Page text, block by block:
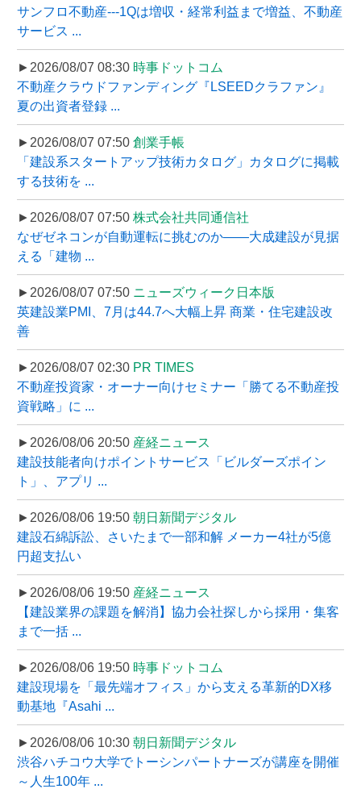
サンフロ不動産---1Qは増収・経常利益まで増益、不動産
サービス ...
►2026/08/07 08:30 時事ドットコム
不動産クラウドファンディング『LSEEDクラファン』
夏の出資者登録 ...
►2026/08/07 07:50 創業手帳
「建設系スタートアップ技術カタログ」カタログに掲載
する技術を ...
►2026/08/07 07:50 株式会社共同通信社
なぜゼネコンが自動運転に挑むのか――大成建設が見据
える「建物 ...
►2026/08/07 07:50 ニューズウィーク日本版
英建設業PMI、7月は44.7へ大幅上昇 商業・住宅建設改
善
►2026/08/07 02:30 PR TIMES
不動産投資家・オーナー向けセミナー「勝てる不動産投
資戦略」に ...
►2026/08/06 20:50 産経ニュース
建設技能者向けポイントサービス「ビルダーズポイン
ト」、アプリ ...
►2026/08/06 19:50 朝日新聞デジタル
建設石綿訴訟、さいたまで一部和解 メーカー4社が5億
円超支払い
►2026/08/06 19:50 産経ニュース
【建設業界の課題を解消】協力会社探しから採用・集客
まで一括 ...
►2026/08/06 19:50 時事ドットコム
建設現場を「最先端オフィス」から支える革新的DX移
動基地『Asahi ...
►2026/08/06 10:30 朝日新聞デジタル
渋谷ハチコウ大学でトーシンパートナーズが講座を開催
～人生100年 ...